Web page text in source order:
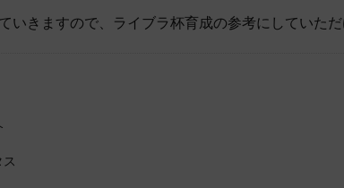
いきますので、ライブラ杯育成の参考にしていた